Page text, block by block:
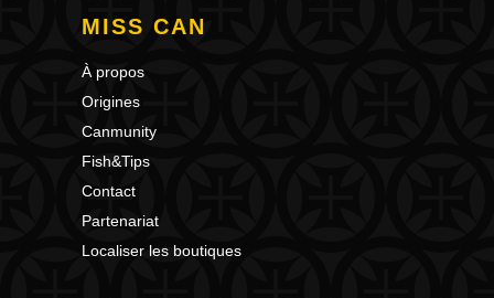
MISS CAN
À propos
Origines
Canmunity
Fish&Tips
Contact
Partenariat
Localiser les boutiques